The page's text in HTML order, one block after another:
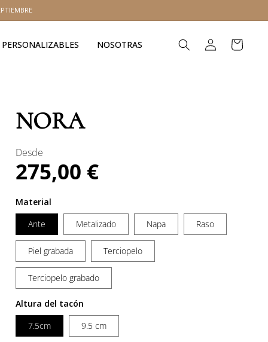
PERSONALIZABLES NOSOTRAS
Iniciar
sesión
Carrito
NORA
Desde
Precio
habitual
275,00 €
Material
Ante
Metalizado Napa Raso
Piel grabada Terciopelo
Terciopelo grabado
Altura del tacón
7.5cm
9.5 cm